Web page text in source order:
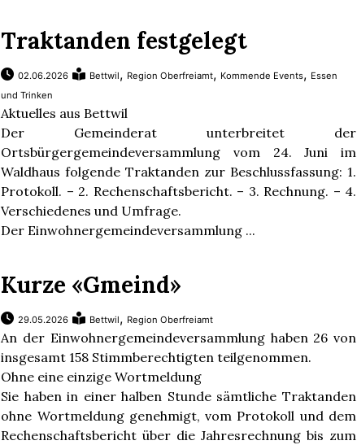
Traktanden festgelegt
02.06.2026 Bettwil, Region Oberfreiamt, Kommende Events, Essen
und Trinken
Aktuelles aus Bettwil
Der Gemeinderat unterbreitet der
Ortsbürgergemeindeversammlung vom 24. Juni im
Waldhaus folgende Traktanden zur Beschlussfassung: 1.
Protokoll. – 2. Rechenschaftsbericht. – 3. Rechnung. – 4.
Verschiedenes und Umfrage.
Der Einwohnergemeindeversammlung ...
Kurze «Gmeind»
29.05.2026 Bettwil, Region Oberfreiamt
An der Einwohnergemeindeversammlung haben 26 von
insgesamt 158 Stimmberechtigten teilgenommen.
Ohne eine einzige Wortmeldung
Sie haben in einer halben Stunde sämtliche Traktanden
ohne Wortmeldung genehmigt, vom Protokoll und dem
Rechenschaftsbericht über die Jahresrechnung bis zum